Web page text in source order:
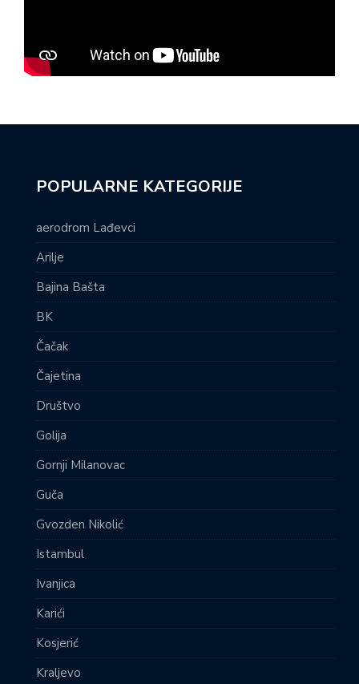
POPULARNE KATEGORIJE
aerodrom Lađevci
Arilje
Bajina Bašta
BK
Čačak
Čajetina
Društvo
Golija
Gornji Milanovac
Guča
Gvozden Nikolić
Istambul
Ivanjica
Karići
Kosjerić
Kraljevo